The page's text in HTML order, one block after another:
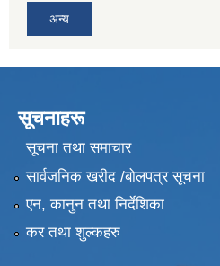
अन्य
सूचनाहरू
सूचना तथा समाचार
सार्वजनिक खरीद /बोलपत्र सूचना
एन, कानुन तथा निर्देशिका
कर तथा शुल्कहरु